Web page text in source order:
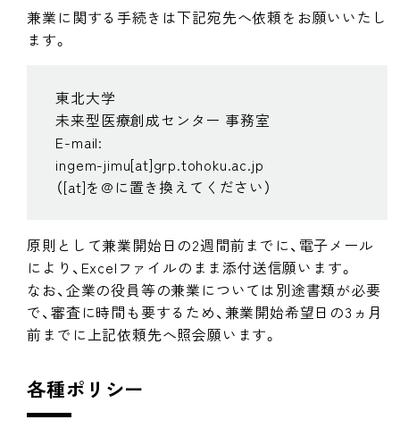
兼業に関する手続きは下記宛先へ依頼をお願いいたし
ます。
東北大学
未来型医療創成センター 事務室
E-mail:
ingem-jimu[at]grp.tohoku.ac.jp
（[at]を@に置き換えてください）
原則として兼業開始日の2週間前までに、電子メール
により、Excelファイルのまま添付送信願います。
なお、企業の役員等の兼業については別途書類が必要
で、審査に時間も要するため、兼業開始希望日の3ヵ月
前までに上記依頼先へ照会願います。
各種ポリシー